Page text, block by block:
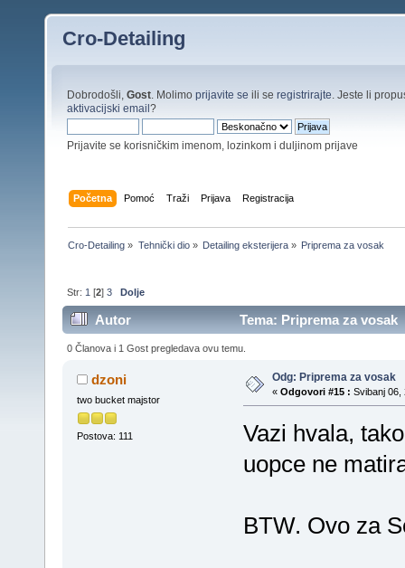
Cro-Detailing
Dobrodošli, Gost . Molimo prijavite se ili se registrirajte . Jeste li
aktivacijski email?
Prijavite se korisničkim imenom, lozinkom i duljinom prijave
Početna Pomoć Traži Prijava Registracija
Cro-Detailing » Tehnički dio» Detailing eksterijera» Priprema za vosak
Str: 1 [2]3 Dolje
Autor Tema: Priprema za vosak
0 Članova i 1 Gost pregledava ovu temu.
dzoni
two bucket majstor
Postova: 111
Odg: Priprema za vosak
« Odgovori #15 : Svibanj 06,
Vazi hvala,
uopce ne
BTW. Ovo za